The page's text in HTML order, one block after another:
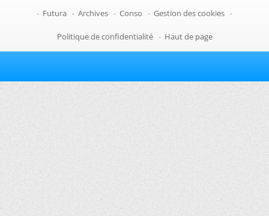
- Futura - Archives - Conso - Gestion des cookies -
Politique de confidentialité - Haut de page